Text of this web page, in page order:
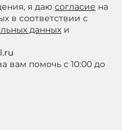
я даю согласие на
в соответствии с
данных и
вам помочь с 10:00 до